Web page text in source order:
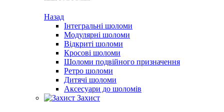
Назад
Інтегральні шоломи
Модулярні шоломи
Відкриті шоломи
Кросові шоломи
Шоломи подвійного призначення
Ретро шоломи
Дитячі шоломи
Аксесуари до шоломів
Захист